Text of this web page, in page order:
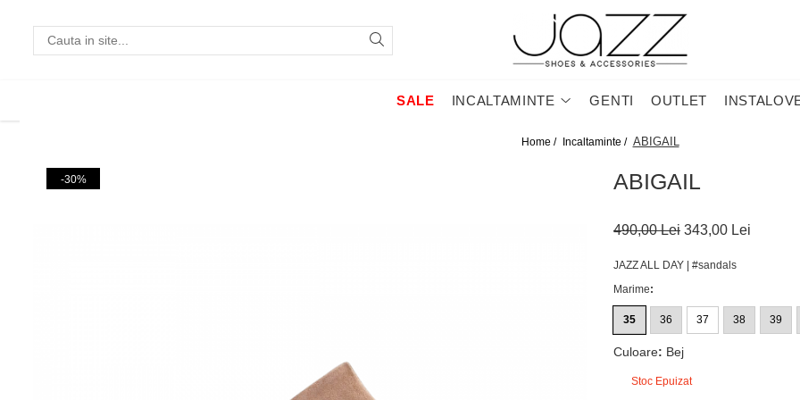
Incaltaminte
Sandale cu toc
SALE INCALTAMINTE GENTI OUTLET
Home / Incaltaminte / ABIGAIL
ABIGAIL
-30%
490,00 Lei 343,00 Lei
JAZZ ALL DAY | #sandals
Marime:
35 36 37 38 39
Culoare: Bej
Stoc Epuizat